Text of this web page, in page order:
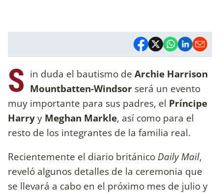
S in duda el bautismo de Archie Harrison
Mountbatten-Windsor será un evento
muy importante para sus padres, el Príncipe
Harryy Meghan Markle, así como para el
resto de los integrantes de la familia real.
Recientemente el diario británico Daily Mail,
reveló algunos detalles de la ceremonia que
se llevará a cabo en el próximo mes de julio y